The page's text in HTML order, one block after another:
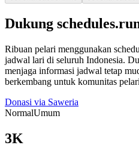
Dukung
Ribuan pelari menggunakan
jadwal lari di seluruh Indonesia.
menjaga informasi jadwal tetap
berkembang untuk komunitas
Donasi via Saweria
NormalUmum
3K